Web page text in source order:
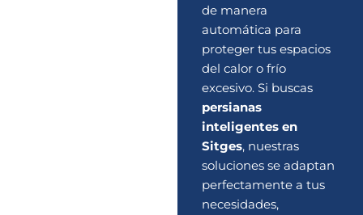
de manera
automática para
proteger tus espacios
del calor o frío
excesivo. Si buscas
persianas
inteligentes en
Sitges, nuestras
soluciones se adaptan
perfectamente a tus
necesidades,